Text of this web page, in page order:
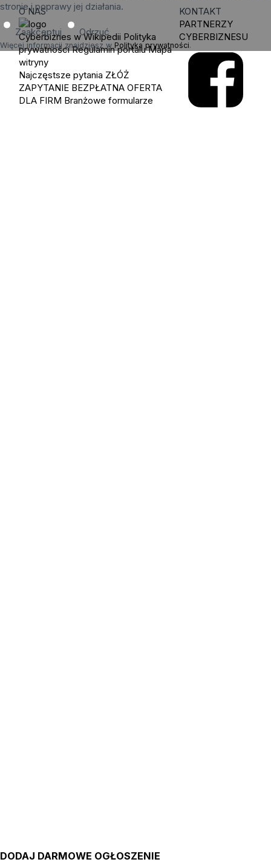
DODAJ DARMOWE OGŁOSZENIE
stronie i poprawy jej działania.
Zaakceptuj Odrzuć
Więcej informacji znajdziesz w Polityka prywatności.
O NAS
Cyberbiznes w Wikipedii Polityka
prywatności Regulamin portalu Mapa
witryny
Najczęstsze pytania ZŁÓŻ
ZAPYTANIE BEZPŁATNA OFERTA
DLA FIRM Branżowe formularze
KONTAKT
PARTNERZY
CYBERBIZNESU